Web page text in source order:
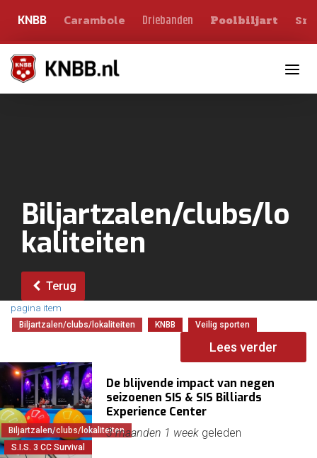
KNBB Carambole Driebanden Poolbiljart
Biljartzalen/clubs/lo
kaliteiten
Terug
pagina item
Biljartzalen/clubs/lokaliteiten KNBB Veilig sporten
Lees verder
Biljartzalen/clubs/lokaliteiten
S.I.S. 3 CC Survival
De blijvende impact van negen
seizoenen SIS & SIS Billiards
Experience Center
3 maanden 1 week geleden